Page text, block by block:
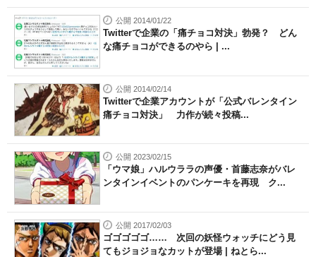
公開 2014/01/22
Twitterで企業の「痛チョコ対決」勃発？ どん
な痛チョコができるのやら | ...
公開 2014/02/14
Twitterで企業アカウントが「公式バレンタイン
痛チョコ対決」 力作が続々投稿...
公開 2023/02/15
「ウマ娘」ハルウララの声優・首藤志奈がバレ
ンタインイベントのパンケーキを再現 ク...
公開 2017/02/03
ゴゴゴゴゴ…… 次回の妖怪ウォッチにどう見
てもジョジョなカットが登場 | ねとら...